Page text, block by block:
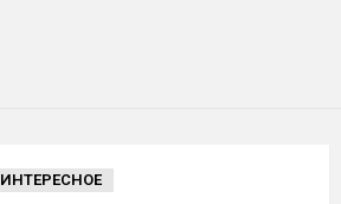
ИНТЕРЕСНОЕ